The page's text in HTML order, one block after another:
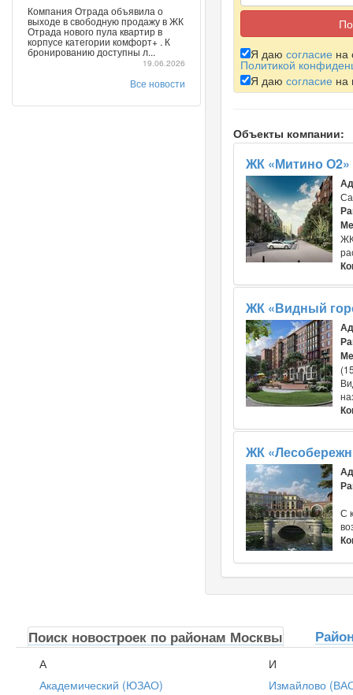
Компания Отрада объявила о
выходе в свободную продажу в ЖК
Отрада нового пула квартир в
корпусе категории комфорт+ . К
бронированию доступны л...
19.06.2026
Все новости
Я даю согласие на
Политикой
Я даю согласие на
Объекты компании:
ЖК «Митино О2»
ЖК «Видный
ЖК
С
Поиск новостроек по районам Москвы
А
Академический (ЮЗАО)
И
Измайлово